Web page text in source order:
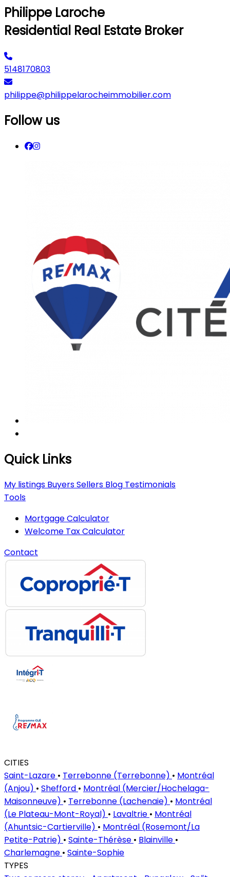
Philippe Laroche
Residential Real Estate Broker
5148170803
philippe@philippelarocheimmobilier.com
Follow us
Quick Links
My listings BuyersSellers Blog Testimonials
Tools
Mortgage Calculator
Welcome Tax Calculator
Contact
CITIES
Saint-Lazare • Terrebonne (Terrebonne) • Montréal
(Anjou) • Shefford • Montréal (Mercier/Hochelaga-
Maisonneuve) • Terrebonne (Lachenaie) • Montréal
(Le Plateau-Mont-Royal) • Lavaltrie • Montréal
(Ahuntsic-Cartierville) • Montréal (Rosemont/La
Petite-Patrie) • Sainte-Thérèse • Blainville •
Charlemagne • Sainte-Sophie
TYPES